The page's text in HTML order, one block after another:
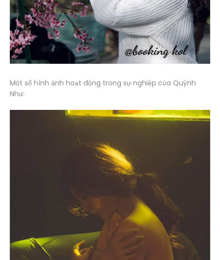
Một số hình ảnh hoạt động trong sự nghiệp của Quỳnh
Như: